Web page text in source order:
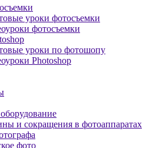
уроки фотосъемки
фотосъемки
уроки по фотошопу
Photoshop
и сокращения в фотоаппаратах
фото